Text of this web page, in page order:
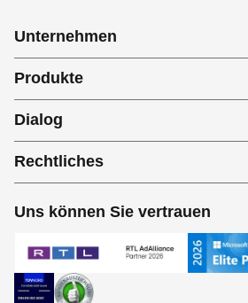
Unternehmen
Produkte
Dialog
Rechtliches
Uns können Sie vertrauen